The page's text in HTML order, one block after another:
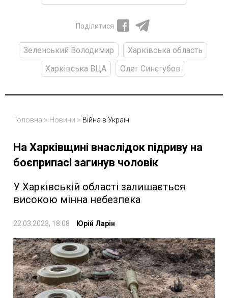
Поділитися
Зеленський Володимир
Харківська область
Харківська ВЦА
Олег Синєгубов
Головна > Новини > Війна в Україні
На Харківщині внаслідок підриву на
боєприпасі загинув чоловік
У Харківській області залишається
високою мінна небезпека
22.03.2023, 18:08 Юрій Ларін